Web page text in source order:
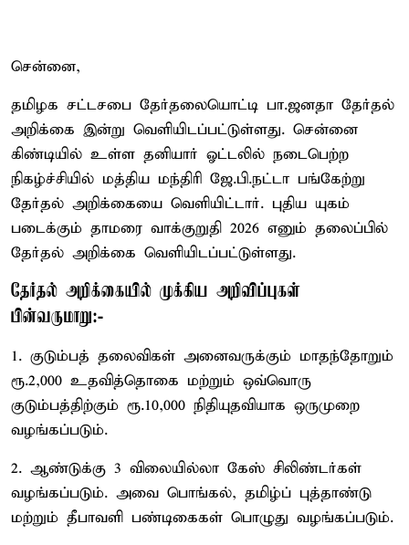
சென்னை,
தமிழக சட்டசபை தேர்தலையொட்டி பா.ஜனதா தேர்தல்
அறிக்கை இன்று வெளியிடப்பட்டுள்ளது. சென்னை
கிண்டியில் உள்ள தனியார் ஓட்டலில் நடைபெற்ற
நிகழ்ச்சியில் மத்திய மந்திரி ஜே.பி.நட்டா பங்கேற்று
தேர்தல் அறிக்கையை வெளியிட்டார். புதிய யுகம்
படைக்கும் தாமரை வாக்குறுதி 2026 எனும் தலைப்பில்
தேர்தல் அறிக்கை வெளியிடப்பட்டுள்ளது.
தேர்தல் அறிக்கையில் முக்கிய அறிவிப்புகள்
பின்வருமாறு:-
1. குடும்பத் தலைவிகள் அனைவருக்கும் மாதந்தோறும்
ரூ.2,000 உதவித்தொகை மற்றும் ஒவ்வொரு
குடும்பத்திற்கும் ரூ.10,000 நிதியுதவியாக ஒருமுறை
வழங்கப்படும்.
2. ஆண்டுக்கு 3 விலையில்லா கேஸ் சிலிண்டர்கள்
வழங்கப்படும். அவை பொங்கல், தமிழ்ப் புத்தாண்டு
மற்றும் தீபாவளி பண்டிகைகள் பொழுது வழங்கப்படும்.